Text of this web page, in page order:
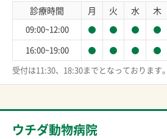
診療時間 月 火 水 木
09:00~12:00
16:00~19:00
受付は11:30、18:30までとなっております。
ウチダ動物病院